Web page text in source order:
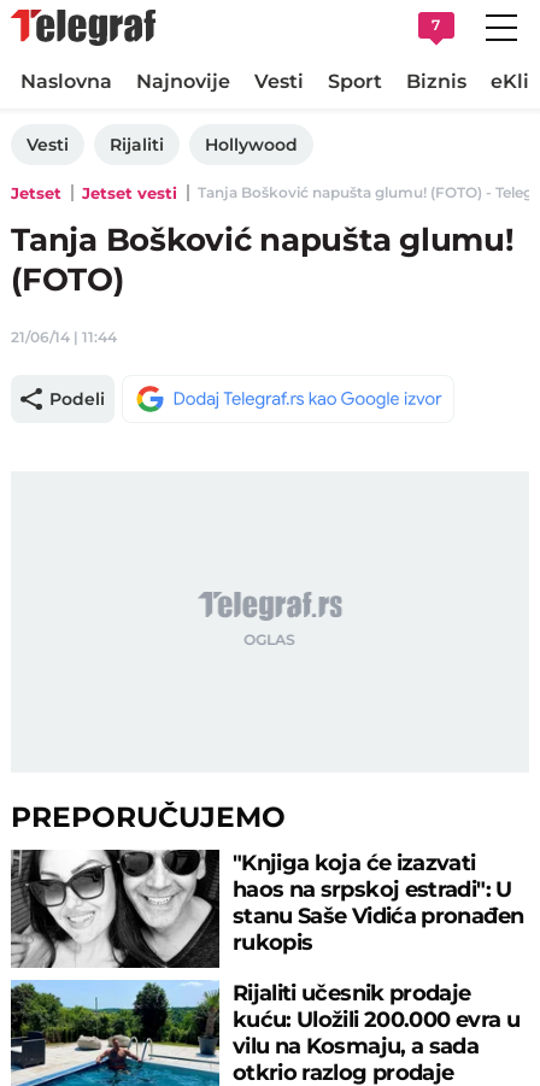
7
Naslovna Najnovije Vesti Sport Biznis
Vesti Rijaliti Hollywood
Jetset Jetset vesti Tanja Bošković napušta glumu! (FOTO) -
Tanja Bošković napušta glumu!
(FOTO)
21/06/14 | 11:44
Podeli
PREPORUČUJEMO
"Knjiga koja će izazvati
haos na srpskoj estradi": U
stanu Saše Vidića pronađen
rukopis
Rijaliti učesnik prodaje
kuću: Uložili 200.000 evra u
vilu na Kosmaju, a sada
otkrio razlog prodaje